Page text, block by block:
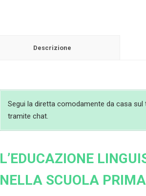
Descrizione
Segui la diretta comodamente da casa
tramite chat.
L’EDUCAZIONE
NELLA SCUOLA